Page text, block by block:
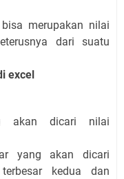
merupakan nilai
dari suatu
excel
akan dicari nilai
yang akan dicari
kedua dan